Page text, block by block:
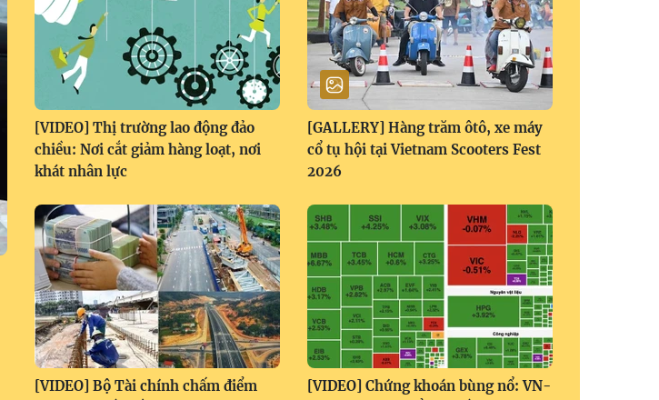
[VIDEO] Thị trường lao động đảo
chiều: Nơi cắt giảm hàng loạt, nơi
khát nhân lực
[GALLERY] Hàng trăm ôtô, xe máy
cổ tụ hội tại Vietnam Scooters Fest
2026
[VIDEO] Bộ Tài chính chấm điểm
[VIDEO] Chứng khoán bùng nổ: VN-